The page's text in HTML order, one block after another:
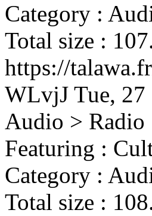
Category :
Total size :
https://
WLvjJ Tue,
Audio > Radio
Featuring :
Category :
Total size :